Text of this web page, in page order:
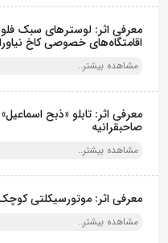
معرفی اثر: لوسترهای سبک
اقامتگاه‌های خصوصی کاخ
مشاهده بیشتر..
معرفی اثر: تابلو «ذبح
صاحبقرانیه
مشاهده بیشتر..
معرفی اثر: موتورسیکلتی کوچک
مشاهده بیشتر..